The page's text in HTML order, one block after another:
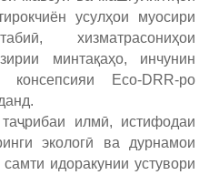
усулҳои муосири
хизматрасониҳои
минтақаҳо, инчунин
Eco-DRR-ро
илмӣ, истифодаи
экологӣ ва дурнамои
идоракунии устувори